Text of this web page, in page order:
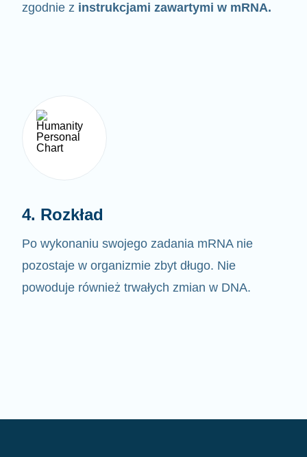
Po wykonaniu swojego zadania mRNA nie
pozostaje w organizmie zbyt długo. Nie
powoduje również trwałych zmian w DNA.